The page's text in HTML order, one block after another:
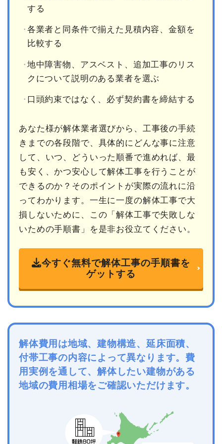
する
各業者と同条件で揃えた見積内容、金額を
比較する
地中障害物、アスベスト、追加工事のリス
クについて説明のある業者を選ぶ
口頭約束ではなく、必ず契約書を締結する
あなた様が解体業者選びから、工事後の手続
きまでの各段階で、具体的にどんな事に注意
して、いつ、どういった順番で進めれば、最
も安く、かつ安心して解体工事を行うことが
できるのか？そのポイントが実際の流れに沿
ってわかります。一生に一度の解体工事で大
損しないために、この「解体工事で失敗しな
いための手順書」を是非お役立てください。
今すぐ無料で解体工事の手順書を
ゲットする
解体費用は地域、建物構造、延床面積、
付帯工事の内容によって異なります。費
用実例を通して、解体したい建物がある
地域の費用相場をご確認いただけます。